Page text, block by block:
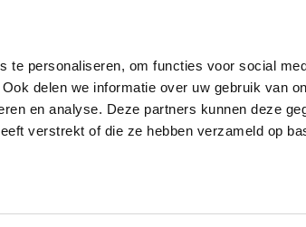
te personaliseren, om functies voor social
delen we informatie over uw gebruik van
en analyse. Deze partners kunnen deze
verstrekt of die ze hebben verzameld op